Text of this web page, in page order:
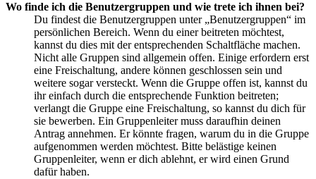
Wo finde ich die Benutzergruppen und wie trete ich ihnen bei?
Du findest die Benutzergruppen unter „Benutzergruppen“ im
persönlichen Bereich. Wenn du einer beitreten möchtest,
kannst du dies mit der entsprechenden Schaltfläche machen.
Nicht alle Gruppen sind allgemein offen. Einige erfordern erst
eine Freischaltung, andere können geschlossen sein und
weitere sogar versteckt. Wenn die Gruppe offen ist, kannst du
ihr einfach durch die entsprechende Funktion beitreten;
verlangt die Gruppe eine Freischaltung, so kannst du dich für
sie bewerben. Ein Gruppenleiter muss daraufhin deinen
Antrag annehmen. Er könnte fragen, warum du in die Gruppe
aufgenommen werden möchtest. Bitte belästige keinen
Gruppenleiter, wenn er dich ablehnt, er wird einen Grund
dafür haben.